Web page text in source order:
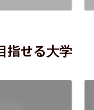
指せる大学